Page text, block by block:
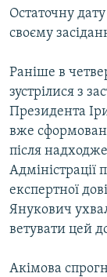
ДОЛУЧАЙСЯ!
Усі сайти
Остаточну
своєму
Раніше в
зустрілися з
Президента
вже
після
Адміністрації
експертної
Янукович
ветувати цей
Акімова